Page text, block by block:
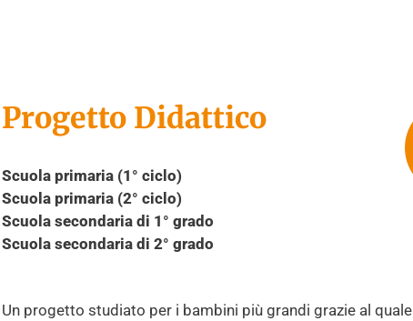
Progetto Didattico
Scuola primaria (1° ciclo)
Scuola primaria (2° ciclo)
Scuola secondaria di 1° grado
Scuola secondaria di 2° grado
Un progetto studiato per i bambini più grandi grazie al quale